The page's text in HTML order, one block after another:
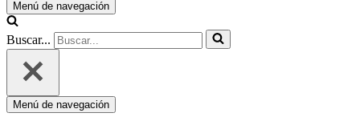
Menú de navegación
Buscar...
Menú de navegación